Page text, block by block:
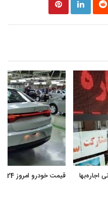
اجاره‌بها قیمت خودرو امروز 24 خرداد 1405 + جدول